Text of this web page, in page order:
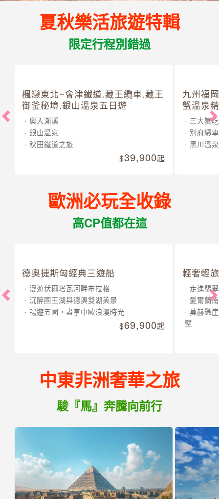
夏秋樂活旅遊特輯
限定行程別錯過
楓戀東北~會津鐵道.藏王纜車.藏王
御釜秘境.銀山溫泉五日遊
奧入瀨溪
銀山溫泉
秋田鐵道之旅
39,900起
九州福
蟹溫泉
三大蟹
別府纜車
黑川溫泉
歐洲必玩全收錄
高CP值都在這
德奧捷斯匈經典三遊船
漫遊伏爾塔瓦河畔布拉格
沉醉國王湖與德奧雙湖美景
暢遊五國，盡享中歐浪漫時光
69,900起
輕奢輕
走進翡
愛爾蘭
莫赫懸
壁
中東非洲奢華之旅
駿『馬』奔騰向前行